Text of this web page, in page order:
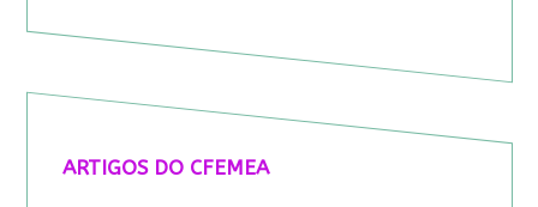
ARTIGOS DO CFEMEA